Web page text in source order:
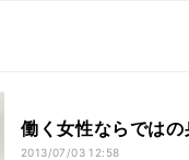
働く女性ならでは
2013/07/03 12:58